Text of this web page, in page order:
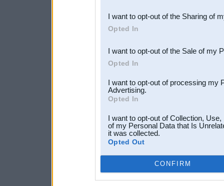
Downstream Participants
third parties.
I want to opt-out of the Sharing of
Opted In
I want to opt-out of the Sale of my
Opted In
I want to opt-out of processing my
Advertising.
Opted In
I want to opt-out of Collection,
of my Personal Data that Is
it was collected.
Opted Out
CONFIRM